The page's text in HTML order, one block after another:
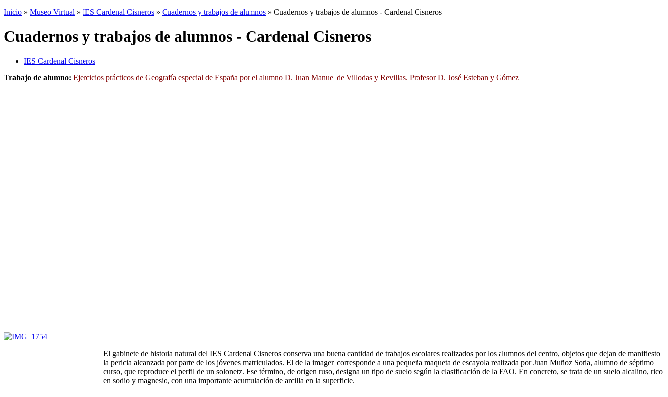
Inicio » Museo Virtual » IES Cardenal Cisneros » Cuadernos y trabajos de alumnos » Cuadernos y trabajos de alumnos - Cardenal Cisneros
Cuadernos y trabajos de alumnos - Cardenal Cisneros
IES Cardenal Cisneros
Trabajo de alumno: Ejercicios prácticos de Geografía especial de España por el alumno D. Juan Manuel de Villodas y Revillas. Profesor D. José Esteban y Gómez
El gabinete de historia natural del IES Cardenal Cisneros conserva una buena cantidad de trabajos escolares realizados por los alumnos del centro, objetos que dejan de manifiesto
la pericia alcanzada por parte de los jóvenes matriculados. El de la imagen corresponde a una pequeña maqueta de escayola realizada por Juan Muñoz Soria, alumno de séptimo
curso, que reproduce el perfil de un solonetz. Ese término, de origen ruso, designa un tipo de suelo según la clasificación de la FAO. En concreto, se trata de un suelo alcalino, rico
en sodio y magnesio, con una importante acumulación de arcilla en la superficie.